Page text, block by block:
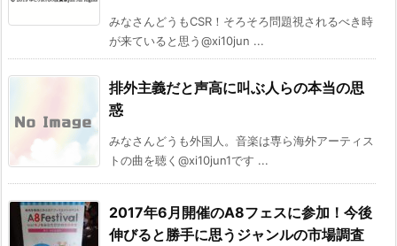
みなさんどうもCSR！そろそろ問題視されるべき時
が来ていると思う@xi10jun ...
排外主義だと声高に叫ぶ人らの本当の思
惑
みなさんどうも外国人。音楽は専ら海外アーティス
トの曲を聴く@xi10jun1です ...
2017年6月開催のA8フェスに参加！今後
伸びると勝手に思うジャンルの市場調査